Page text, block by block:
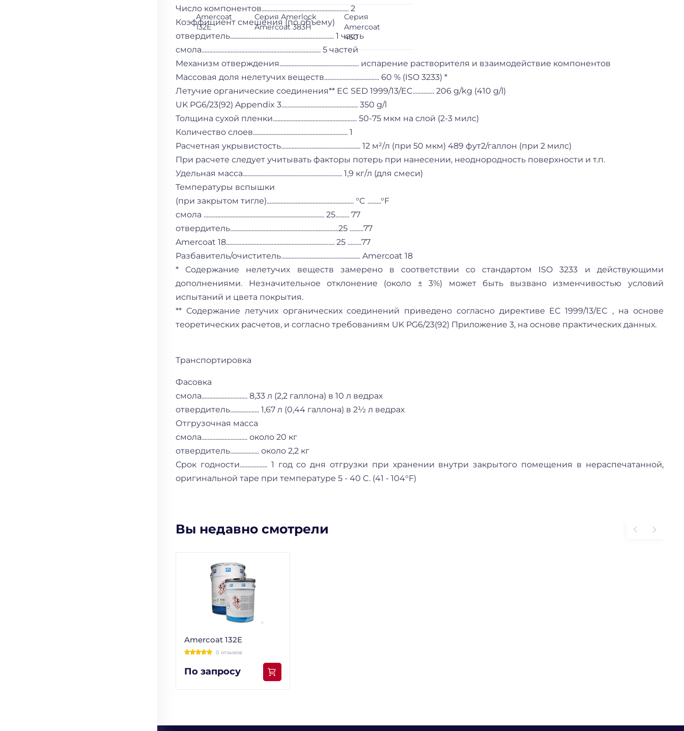
Amercoat
132E
Серия Amerlock
Amercoat 383H
Серия
Amercoat
450
Число компонентов......................................................... 2
Коэффициент смешения (по объему)
отвердитель.................................................................... 1 часть
смола.............................................................................. 5 частей
Механизм отверждения.................................................... испарение растворителя и взаимодействие компонентов
Массовая доля нелетучих веществ.................................... 60 % (ISO 3233) *
Летучие органические соединения** EC SED 1999/13/EC.............. 206 g/kg (410 g/l)
UK PG6/23(92) Appendix 3.................................................. 350 g/l
Толщина сухой пленки....................................................... 50-75 мкм на слой (2-3 милс)
Количество слоев.............................................................. 1
Расчетная укрывистость.................................................... 12 м²/л (при 50 мкм) 489 фут2/галлон (при 2 милс)
При расчете следует учитывать факторы потерь при нанесении, неоднородность поверхности и т.п.
Удельная масса................................................................. 1,9 кг/л (для смеси)
Температуры вспышки
(при закрытом тигле)......................................................... °C .........°F
смола ............................................................................... 25......... 77
отвердитель.......................................................................25 .........77
Amercoat 18....................................................................... 25 .........77
Разбавитель/очиститель.................................................... Amercoat 18
* Содержание нелетучих веществ замерено в соответствии со стандартом ISO 3233 и действующими
дополнениями. Незначительное отклонение (около ± 3%) может быть вызвано изменчивостью условий
испытаний и цвета покрытия.
** Содержание летучих органических соединений приведено согласно директиве ЕС 1999/13/EC , на основе
теоретических расчетов, и согласно требованиям UK PG6/23(92) Приложение 3, на основе практических данных.
Транспортировка
Фасовка
смола.............................. 8,33 л (2,2 галлона) в 10 л ведрах
отвердитель................... 1,67 л (0,44 галлона) в 2½ л ведрах
Отгрузочная масса
смола.............................. около 20 кг
отвердитель................... около 2,2 кг
Срок годности.................. 1 год со дня отгрузки при хранении внутри закрытого помещения в нераспечатанной,
оригинальной таре при температуре 5 - 40 C. (41 - 104°F)
Вы недавно смотрели
Amercoat 132E
0 отзывов
По запросу